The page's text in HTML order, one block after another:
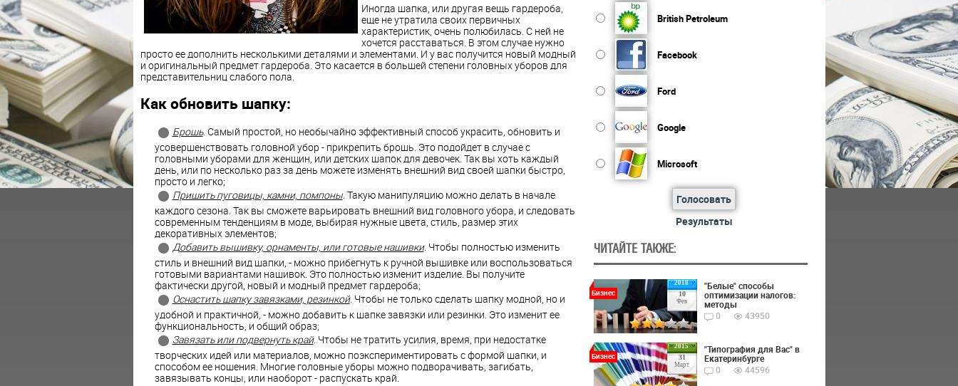
Иногда шапка, или другая вещь гардероба,
еще не утратила своих первичных
характеристик, очень полюбилась. С ней не
хочется расставаться. В этом случае нужно
просто ее дополнить несколькими деталями и элементами. И у вас получится новый модный
и оригинальный предмет гардероба. Это касается в большей степени головных уборов для
представительниц слабого пола.
Как обновить шапку:
Брошь. Самый простой, но необычайно эффективный способ украсить, обновить и
усовершенствовать головной убор - прикрепить брошь. Это подойдет в случае с
головными уборами для женщин, или детских шапок для девочек. Так вы хоть каждый
день, или по несколько раз за день можете изменять внешний вид своей шапки быстро,
просто и легко;
Пришить пуговицы, камни, помпоны. Такую манипуляцию можно делать в начале
каждого сезона. Так вы сможете варьировать внешний вид головного убора, и следовать
современным тенденциям в моде, выбирая нужные цвета, стиль, размер этих
декоративных элементов;
Добавить вышивку, орнаменты, или готовые нашивки. Чтобы полностью изменить
стиль и внешний вид шапки, - можно прибегнуть к ручной вышивке или воспользоваться
готовыми вариантами нашивок. Это полностью изменит изделие. Вы получите
фактически другой, новый и модный предмет гардероба;
Оснастить шапку завязками, резинкой. Чтобы не только сделать шапку модной, но и
удобной и практичной, - можно добавить к шапке завязки или резинки. Это изменит ее
функциональность, и общий образ;
Завязать или подвернуть край. Чтобы не тратить усилия, время, при недостатке
творческих идей или материалов, можно поэкспериментировать с формой шапки, и
способом ее ношения. Многие головные уборы можно подворачивать, загибать,
завязывать концы, или наоборот - распускать край.
British Petroleum
Facebook
Ford
Google
Microsoft
Голосовать
Результаты
ЧИТАЙТЕ ТАКЖЕ:
2018
10
Фев
Бизнес
"Белые" способы
оптимизации налогов:
методы
0
43950
2015
31
Март
Бизнес
"Типография для Вас" в
Екатеринбурге
0
44596